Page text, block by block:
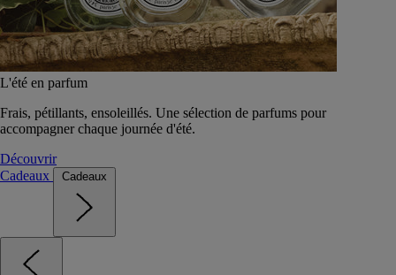
L'été en parfum
Frais, pétillants, ensoleillés. Une sélection de parfums pour
accompagner chaque journée d'été.
Découvrir
Cadeaux
Cadeaux